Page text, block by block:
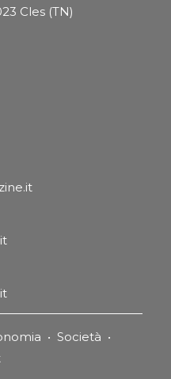
Cles (TN)
• Società •